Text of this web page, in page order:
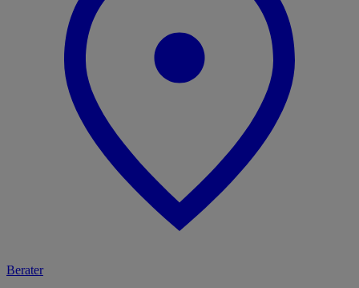
Berater